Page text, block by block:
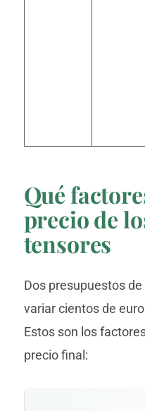
Qué
precio de
tensores
Dos presupuestos
variar cientos de
Estos son los
precio final: